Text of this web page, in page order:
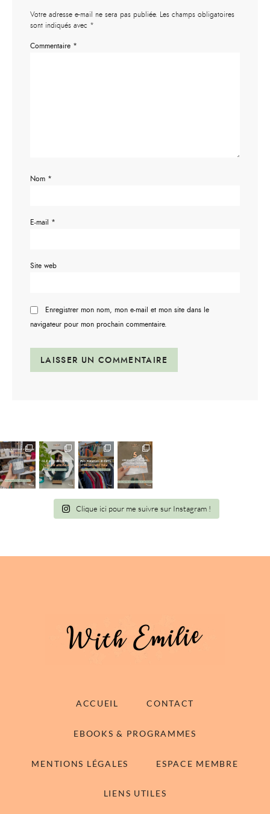
Votre adresse e-mail ne sera pas publiée. Les champs obligatoires
sont indiqués avec *
Commentaire *
Nom *
E-mail *
Site web
Enregistrer mon nom, mon e-mail et mon site dans le
navigateur pour mon prochain commentaire.
Clique ici pour me suivre sur Instagram !
ACCUEIL CONTACT
EBOOKS & PROGRAMMES
MENTIONS LÉGALES ESPACE MEMBRE
LIENS UTILES